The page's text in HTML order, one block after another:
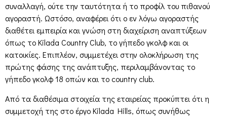
συναλλαγή, ούτε την ταυτότητα ή το προφίλ του πιθανού
αγοραστή. Ωστόσο, αναφέρει ότι ο εν λόγω αγοραστής
διαθέτει εμπειρία και γνώση στη διαχείριση αναπτύξεων
όπως το Kilada Country Club, το γήπεδο γκολφ και οι
κατοικίες. Επιπλέον, συμμετέχει στην ολοκλήρωση της
πρώτης φάσης της ανάπτυξης, περιλαμβάνοντας το
γήπεδο γκολφ 18 οπών και το country club.
Από τα διαθέσιμα στοιχεία της εταιρείας προκύπτει ότι η
συμμετοχή της στο έργο Kilada Hills, όπως συνήθως